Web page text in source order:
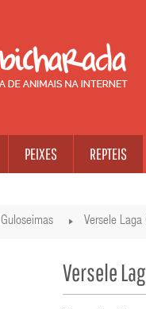
PEIXES REPTEIS
Guloseimas Versele
Versele